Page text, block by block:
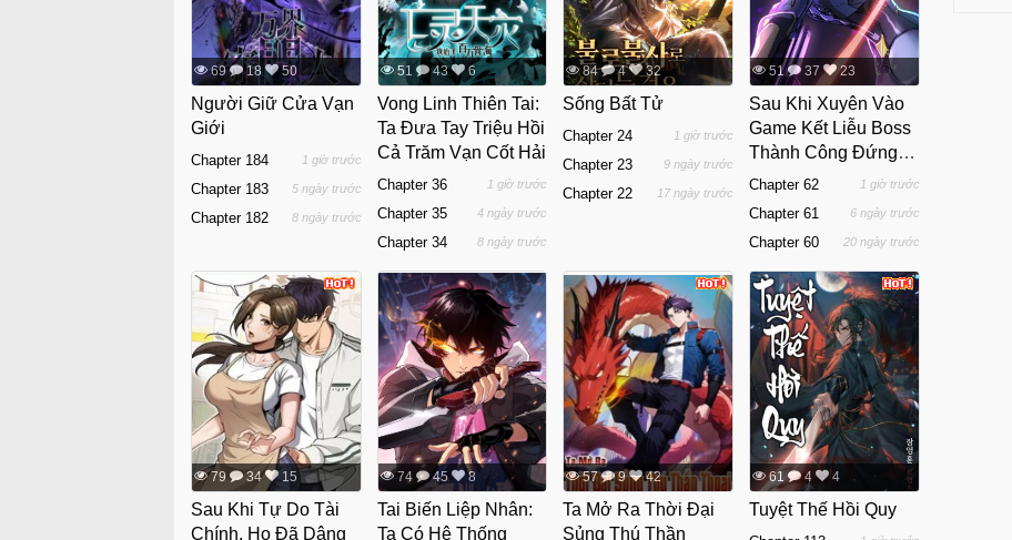
69 18 50
Người Giữ Cửa Vạn
Giới
Chapter 184 1 giờ trước
Chapter 183 5 ngày trước
Chapter 182 8 ngày trước
51 43 6
Vong Linh Thiên Tai:
Ta Đưa Tay Triệu Hồi
Cả Trăm Vạn Cốt Hải
Chapter 36 1 giờ trước
Chapter 35 4 ngày trước
Chapter 34 8 ngày trước
84 4 32
Sống Bất Tử
Chapter 24 1 giờ trước
Chapter 23 9 ngày trước
Chapter 22 17 ngày trước
51 37 23
Sau Khi Xuyên Vào
Game Kết Liễu Boss
Thành Công Đứng
Nhất
Chapter 62 1 giờ trước
Chapter 61 6 ngày trước
Chapter 60 20 ngày trước
79 34 15
Sau Khi Tự Do Tài
Chính, Họ Đã Dâng
74 45 8
Tai Biến Liệp Nhân:
Ta Có Hệ Thống
57 9 42
Ta Mở Ra Thời Đại
Sủng Thú Thần
61 4 4
Tuyệt Thế Hồi Quy